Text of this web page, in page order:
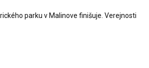
parku v Malinove finišuje. Verejnosti